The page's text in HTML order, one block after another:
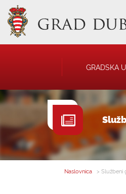
GRADSKA
GRADONAČELNIK
GRADSKO VIJEĆE
UPRAVNA TIJELA
SAVJET MLADIH
Naslovnica > Službeni